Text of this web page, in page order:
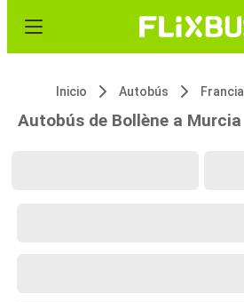
Inicio Autobús Francia
Autobús de Bollène a Murcia